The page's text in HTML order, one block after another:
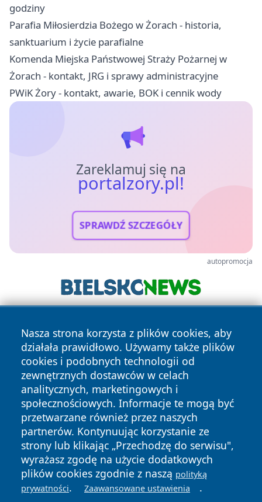
godziny
Parafia Miłosierdzia Bożego w Żorach - historia,
sanktuarium i życie parafialne
Komenda Miejska Państwowej Straży Pożarnej w
Żorach - kontakt, JRG i sprawy administracyjne
PWiK Żory - kontakt, awarie, BOK i cennik wody
Zareklamuj się na
portalzory.pl!
SPRAWDŹ SZCZEGÓŁY
autopromocja
Nasza strona korzysta z plików cookies, aby
działała prawidłowo. Używamy także plików
cookies i podobnych technologii od
zewnętrznych dostawców w celach
analitycznych, marketingowych i
społecznościowych. Informacje te mogą być
przetwarzane również przez naszych
partnerów. Kontynuując korzystanie ze
strony lub klikając „Przechodzę do serwisu",
wyrażasz zgodę na użycie dodatkowych
plików cookies zgodnie z naszą polityką
prywatności. Zaawansowane ustawienia .
Copyright © 2026 portalzory.pl Wszystkie prawa zastrzeżone.
News Autorzy
Polityka
Prywatności
Polityka
Cookies